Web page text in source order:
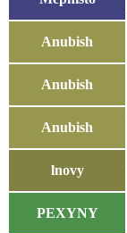
Anubish
Anubish
Anubish
lnovy
PEXYNY